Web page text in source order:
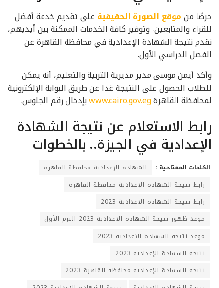
حرصًا منموقع الصورة الحقيقية على تقديم خدمة أفضل
للقراء والمتابعين، وتوفير كافة الخدمات الممكنة بين أيديهم،
نقدم نتيجة الشهادة الإعدادية في محافظة القاهرة عن
الفصل الدراسي الأول.
وأكد أيمن موسى مدير مديرية التربية والتعليم، أنه يمكن
للطلاب الحصول على النتيجة غدا عن طريق البوابة الإلكترونية
لمحافظة القاهرة
بإدخال رقم الجلوس.
رابط الاستعلام عن نتيجة الشهادة
الإعدادية في الجيزة.. بالخطوات
الكلمات المفتاحية :
الشهادة الإعدادية محافظة القاهرة
رابط نتيجة الشهادة الإعدادية محافظة القاهرة
رابط نتيجة الشهادة الاعدادية 2023
موعد ظهور نتيجة الشهادة الاعدادية 2023 الترم الأول
موعد نتيجة الشهادة الاعدادية 2023
نتيجة الشهادة الإعدادية 2023
نتيجة الشهادة الإعدادية محافظة القاهرة 2023